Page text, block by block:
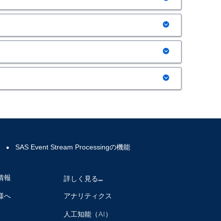
ールオーバー、ネイティブ・フェールオーバ
レーニングとスコアリングを一緒にバンドル
ミング・アナリティクス・ウィンドウ（スコ
るため、アダプタ・オーケストレーションが
れます。これには以下が含まれます。
された統合とモニタリングを実現できます。
Event Stream Processingプロジェクトに
ベント使用パターンを特定
ポート
理と構成
計を網羅するモニタリング
展開のために、小規模かつ設定可能なディス
ェイスを用いてイベントの開発、パブリッ
データ・プラットフォームと連携して機能
オンサポートによるセキュアなアクセスを確
への組み込みに対応
目的の要素の特定の挙動を検査することが可
SAS Event Stream Processingの機能
報
へ
詳しく見る...
アナリティクス
人工知能（AI）